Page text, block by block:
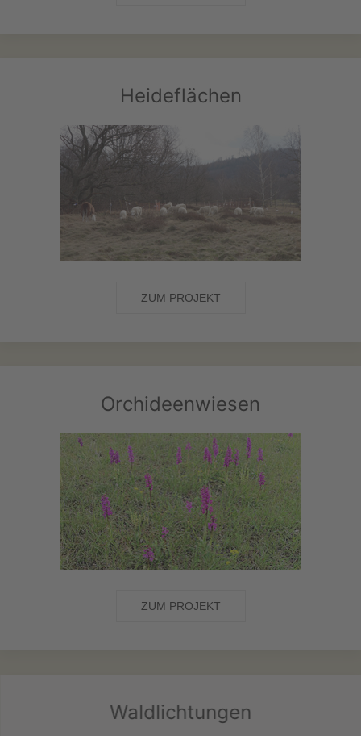
Heideflächen
ZUM PROJEKT
Orchideenwiesen
ZUM PROJEKT
Waldlichtungen